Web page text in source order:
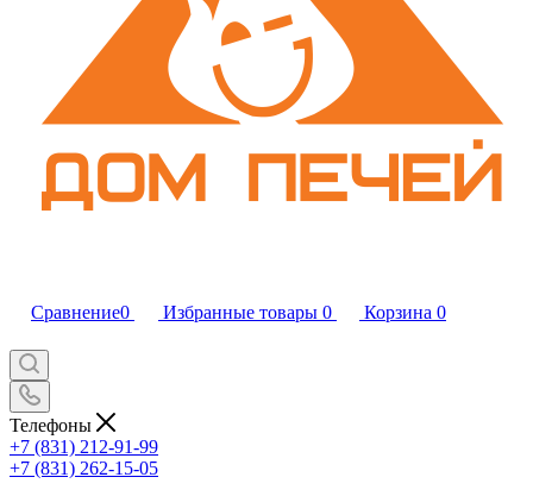
Сравнение0 Избранные товары 0 Корзина 0
Телефоны
+7 (831) 212-91-99
+7 (831) 262-15-05